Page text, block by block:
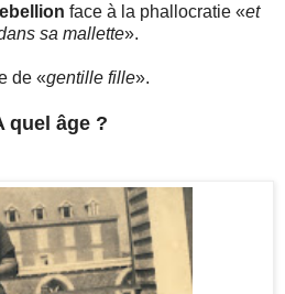
face à la phallocratie «et
sa mallette».
de «gentille fille».
quel âge ?